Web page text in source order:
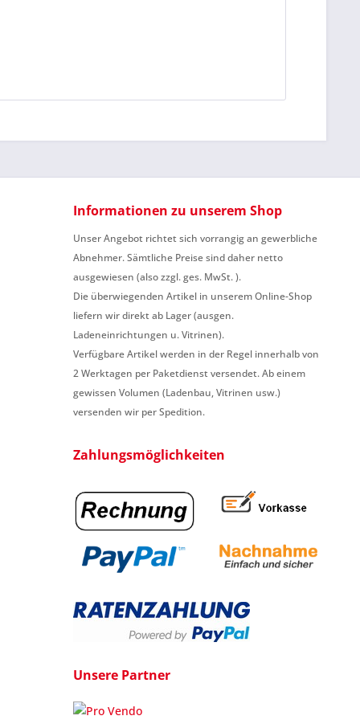
Informationen zu unserem Shop
Unser Angebot richtet sich vorrangig an gewerbliche
Abnehmer. Sämtliche Preise sind daher netto
ausgewiesen (also zzgl. ges. MwSt. ).
Die überwiegenden Artikel in unserem Online-Shop
liefern wir direkt ab Lager (ausgen.
Ladeneinrichtungen u. Vitrinen).
Verfügbare Artikel werden in der Regel innerhalb von
2 Werktagen per Paketdienst versendet. Ab einem
gewissen Volumen (Ladenbau, Vitrinen usw.)
versenden wir per Spedition.
Zahlungsmöglichkeiten
Unsere Partner